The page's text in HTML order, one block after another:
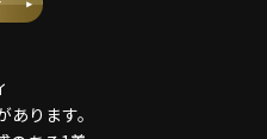
ります。